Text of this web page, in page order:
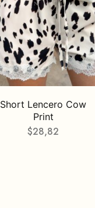
Short Lencero Cow
Print
$28,82